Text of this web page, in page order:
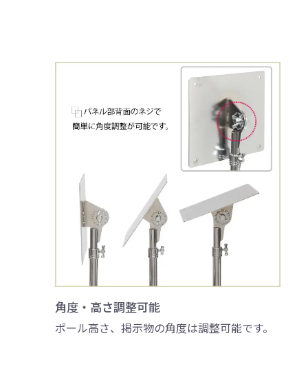
角度・高さ調整可能
ポール高さ、掲示物の角度は調整可能です。